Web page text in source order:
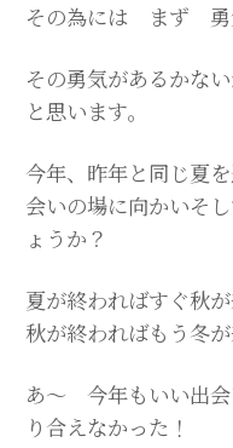
その為には まず 勇
その勇気があるかな
と思います。
今年、昨年と同じ夏
会いの場に向かいそ
ょうか？
夏が終わればすぐ秋が
秋が終わればもう冬が
あ～ 今年もいい出
り合えなかった！